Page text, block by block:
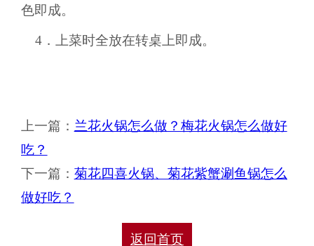
色即成。
4．上菜时全放在转桌上即成。
上一篇： 兰花火锅怎么做？梅花火锅怎么做好
吃？
下一篇： 菊花四喜火锅、菊花紫蟹涮鱼锅怎么
做好吃？
返回首页